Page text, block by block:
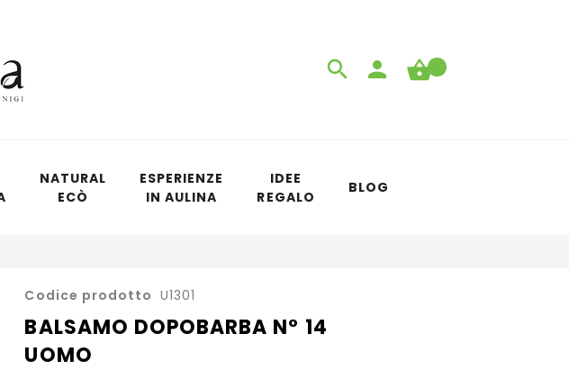
NATURAL
ECÒ
ESPERIENZE
IN AULINA
IDEE
REGALO
BLOG
Codice prodotto U1301
BALSAMO DOPOBARBA N° 14
UOMO
della
galleria